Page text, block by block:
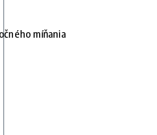
míňania